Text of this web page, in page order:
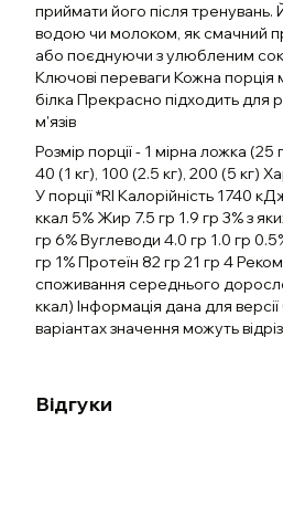
приймати його після
водою чи молоком, як смачний
або поєднуючи з улюбленим
Ключові переваги Кожна порція
білка Прекрасно підходить для
м'язів
Розмір порції - 1 мірна ложка (25
40 (1 кг), 100 (2.5 кг), 200 (5 кг)
У порції *RI Калорійність 1740
ккал 5% Жир 7.5 гр 1.9 гр 3% з
гр 6% Вуглеводи 4.0 гр 1.0 гр
гр 1% Протеїн 82 гр 21 гр 4
споживання середнього
ккал) Інформація дана для
варіантах значення можуть
Відгуки